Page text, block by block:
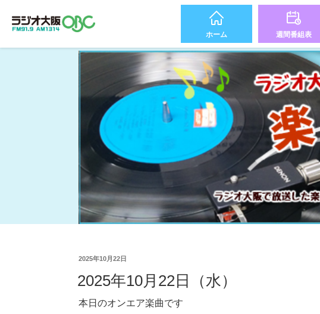
ホーム 週間番組表
2025年10月22日
2025年10月22日（水）
本日のオンエア楽曲です